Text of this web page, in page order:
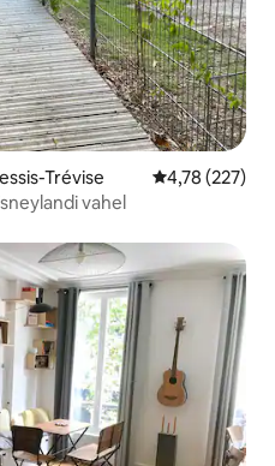
Trévise Keskmine
4,78 (227)
vahel